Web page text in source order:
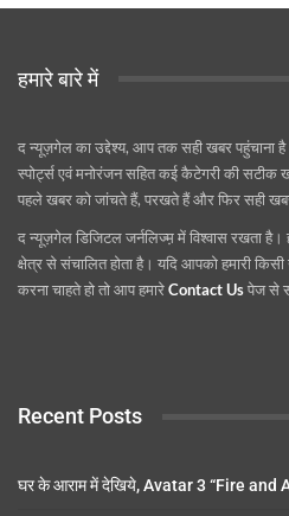
हमारे बारे में
द न्यूज़गेल का उद्देश्य, आप तक सही खबर पहुंचाना है।
स्पोर्ट्स एवं मनोरंजन सहित कई कैटेगरी की
पहले खबर को जांचते हैं, परखते हैं और फिर सही
द न्यूज़गेल डिजिटल जर्नलिज्म़ में विश्वास रखता है।
क्षेत्र से संचालित होता है। यदि आपको हमारी
करना चाहते हो तो आप हमारेContact Usपेज से
Recent Posts
घर के आराम में देखिये, Avatar 3 “Fire and